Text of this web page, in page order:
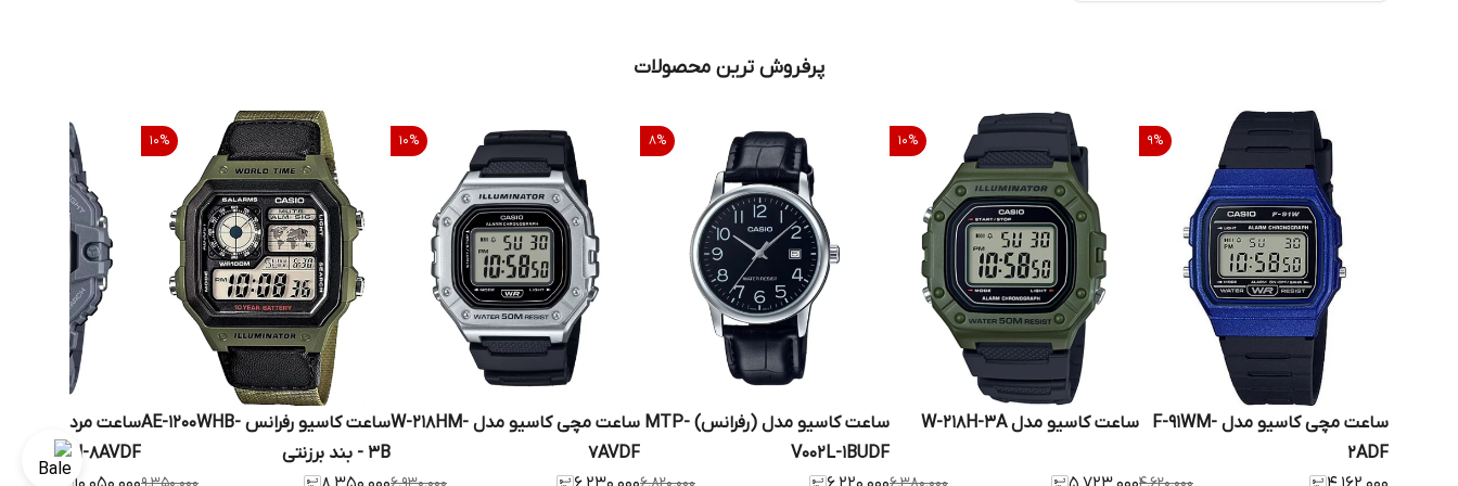
پرفروش ترین محصولات
9%
ساعت مچی کاسیو مدل F-91WM-
2ADF
10%
ساعت کاسیو مدل W-218H-3A
8%
ساعت کاسیو مدل (رفرانس) MTP-
V002L-1BUDF
10%
ساعت مچی کاسیو مدل W-218HM-
7AVDF
10%
ساعت کاسیو رفرانس AE-1200WHB-
3B - بند برزنتی
1700H-8AVDF